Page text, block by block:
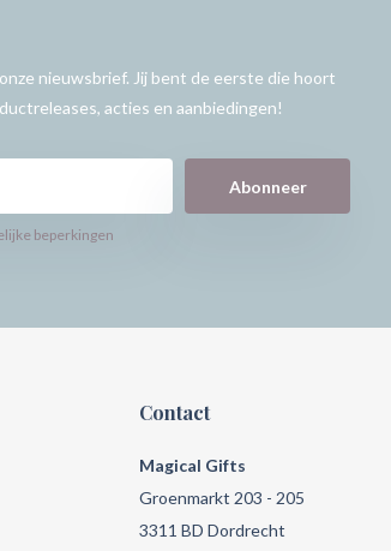
nieuwsbrief. Jij bent de eerste die hoort
acties en aanbiedingen!
Abonneer
beperkingen
Contact
Magical Gifts
Groenmarkt 203 - 205
3311 BD Dordrecht